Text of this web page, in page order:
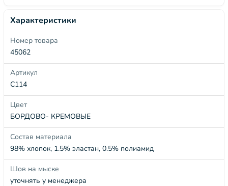
Характеристики
Номер товара
45062
Артикул
С114
Цвет
БОРДОВО- КРЕМОВЫЕ
Состав материала
98% хлопок, 1.5% эластан, 0.5% полиамид
Шов на мыске
уточнять у менеджера